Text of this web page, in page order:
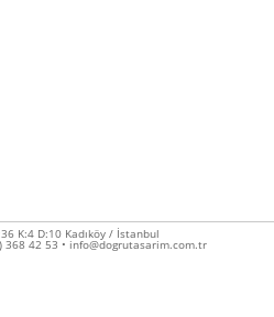
K:4 D:10 Kadıköy / İstanbul
368 42 53 • info@dogrutasarim.com.tr